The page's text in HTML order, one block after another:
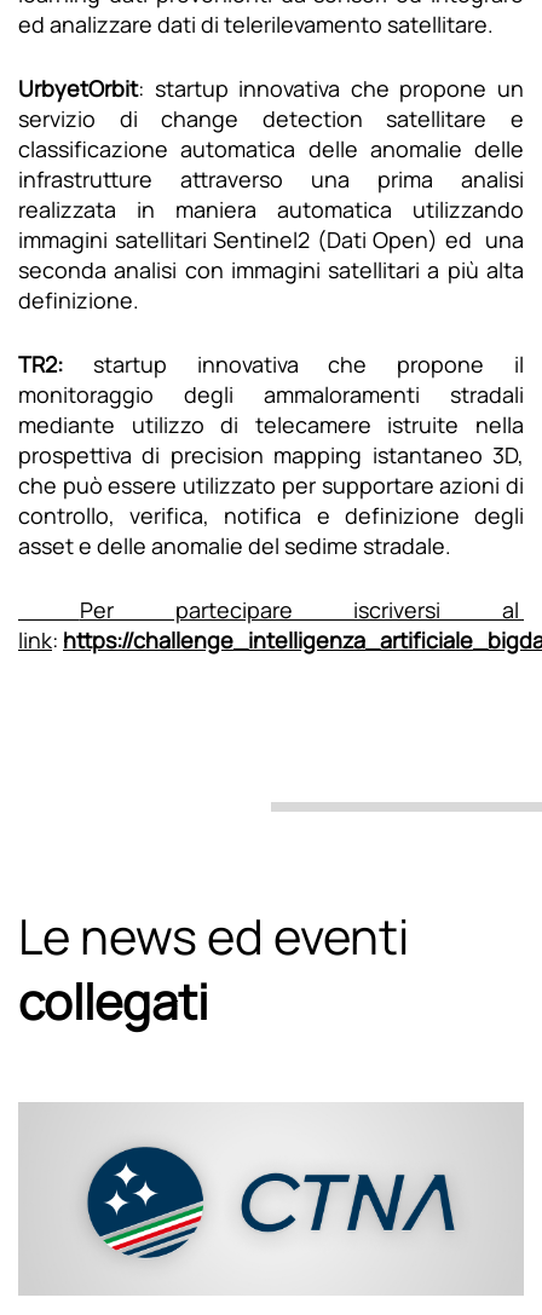
ed analizzare dati di telerilevamento satellitare.
UrbyetOrbit: startup innovativa che propone un
servizio di change detection satellitare e
classificazione automatica delle anomalie delle
infrastrutture attraverso una prima analisi
realizzata in maniera automatica utilizzando
immagini satellitari Sentinel2 (Dati Open) ed una
seconda analisi con immagini satellitari a più alta
definizione.
TR2: startup innovativa che propone il
monitoraggio degli ammaloramenti stradali
mediante utilizzo di telecamere istruite nella
prospettiva di precision mapping istantaneo 3D,
che può essere utilizzato per supportare azioni di
controllo, verifica, notifica e definizione degli
asset e delle anomalie del sedime stradale.
Per partecipare iscriversi al
link: https://
Le news ed eventi
collegati